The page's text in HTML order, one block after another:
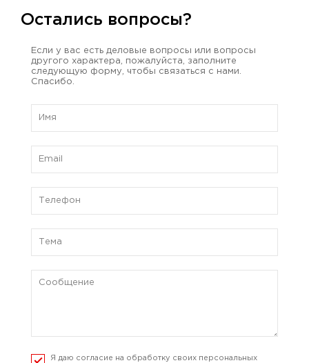
Остались вопросы?
Если у вас есть деловые вопросы или вопросы
другого характера, пожалуйста, заполните
следующую форму, чтобы связаться с нами.
Спасибо.
Я даю согласие на обработку своих персональных